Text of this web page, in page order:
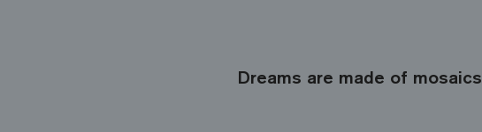
Dreams are made of mosaics